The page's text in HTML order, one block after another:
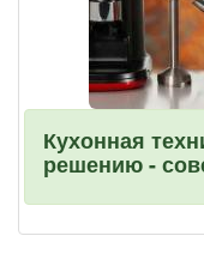
Кухонная
решению -